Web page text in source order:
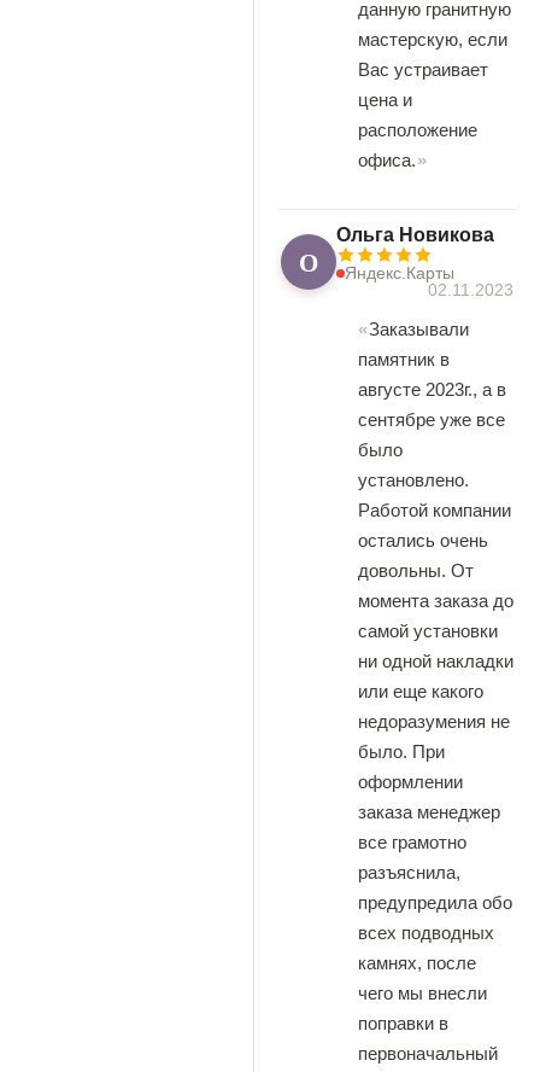
данную гранитную
мастерскую, если
Вас устраивает
цена и
расположение
офиса.
О
Ольга Новикова
Яндекс.Карты
02.11.2023
Заказывали
памятник в
августе 2023г., а в
сентябре уже все
было
установлено.
Работой компании
остались очень
довольны. От
момента заказа до
самой установки
ни одной накладки
или еще какого
недоразумения не
было. При
оформлении
заказа менеджер
все грамотно
разъяснила,
предупредила обо
всех подводных
камнях, после
чего мы внесли
поправки в
первоначальный